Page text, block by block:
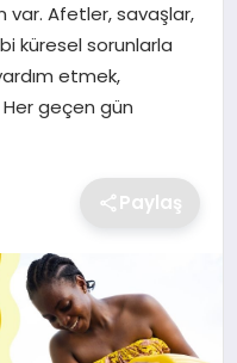
var. Afetler, savaşlar,
küresel sorunlarla
etmek,
geçen gün
Paylaş